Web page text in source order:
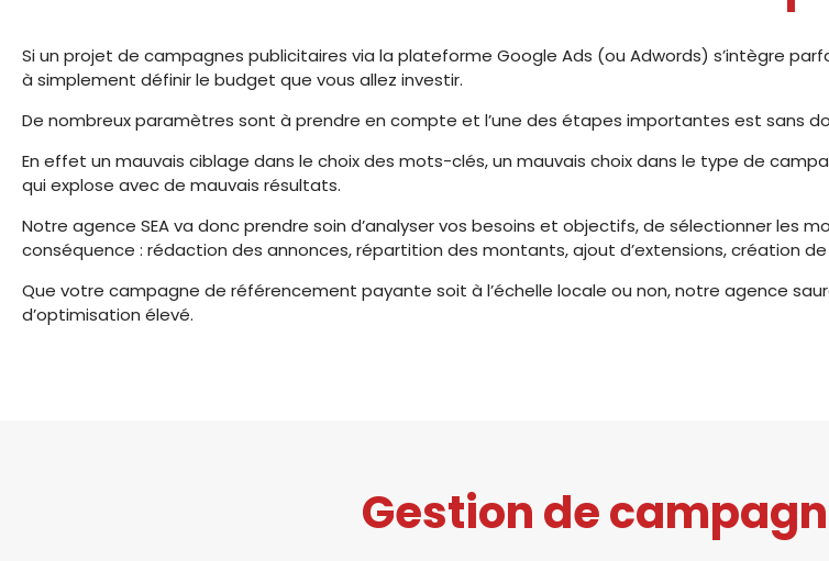
Si un projet de campagnes publicitaires via la plateforme Google Ads (ou Adwords) s’intègre
à simplement définir le budget que vous allez investir.
De nombreux paramètres sont à prendre en compte et l’une des étapes importantes est sans
En effet un mauvais ciblage dans le choix des mots-clés, un mauvais choix dans le type de
qui explose avec de mauvais résultats.
Notre agence SEA va donc prendre soin d’analyser vos besoins et objectifs, de sélectionner les
conséquence : rédaction des annonces, répartition des montants, ajout d’extensions, création
Que votre campagne de référencement payante soit à l’échelle locale ou non, notre agence
d’optimisation élevé.
Gestion de